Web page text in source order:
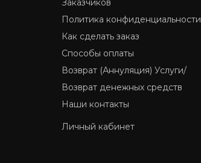
Заказчиков
Политика конфиденциальности
Как сделать заказ
Способы оплаты
Возврат (Аннуляция) Услуги/
Возврат денежных средств
Наши контакты
Личный кабинет